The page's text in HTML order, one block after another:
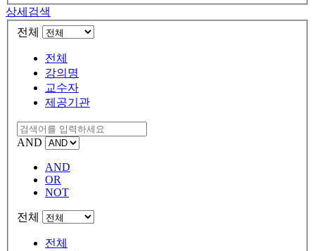
상세검색
전체
전체
강의명
교수자
제공기관
AND
AND
OR
NOT
전체
전체